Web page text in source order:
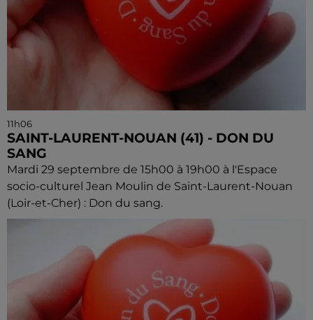
11h06
SAINT-LAURENT-NOUAN (41) - DON DU
SANG
Mardi 29 septembre de 15h00 à 19h00 à l'Espace
socio-culturel Jean Moulin de Saint-Laurent-Nouan
(Loir-et-Cher) : Don du sang.